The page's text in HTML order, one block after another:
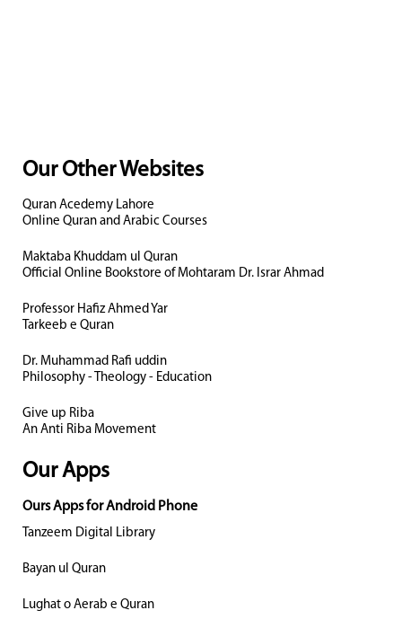
Our Other Websites
Quran Acedemy Lahore
Online Quran and Arabic Courses
Maktaba Khuddam ul Quran
Official Online Bookstore of Mohtaram Dr. Israr Ahmad
Professor Hafiz Ahmed Yar
Tarkeeb e Quran
Dr. Muhammad Rafi uddin
Philosophy - Theology - Education
Give up Riba
An Anti Riba Movement
Our Apps
Ours Apps for Android Phone
Tanzeem Digital Library
Bayan ul Quran
Lughat o Aerab e Quran